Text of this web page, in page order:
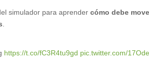
simulador para aprendercómo debe
.
https://t.co/fC3R4tu9gd pic.twitter.com/